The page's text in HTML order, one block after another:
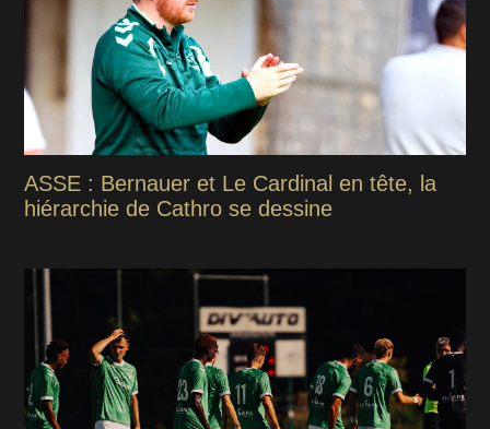
ASSE : Bernauer et Le Cardinal en tête, la
hiérarchie de Cathro se dessine